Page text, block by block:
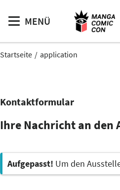
MENÜ
Startseite application
Kontaktformular
Ihre Nachricht an den
Aufgepasst! Um den